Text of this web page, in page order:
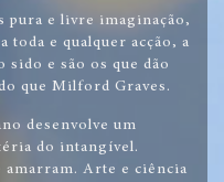
pura e livre imaginação,
toda e qualquer acção, a
sido e são os que dão
que Milford Graves.
desenvolve um
do intangível.
amarram. Arte e ciência